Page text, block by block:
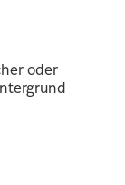
oder